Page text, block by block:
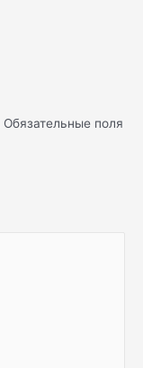
Обязательные поля